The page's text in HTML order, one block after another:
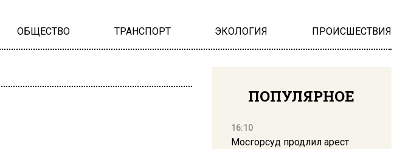
ОБЩЕСТВО ТРАНСПОРТ ЭКОЛОГИЯ ПРОИСШЕСТВИЯ
ПОПУЛЯРНОЕ
16:10
Мосгорсуд продлил арест